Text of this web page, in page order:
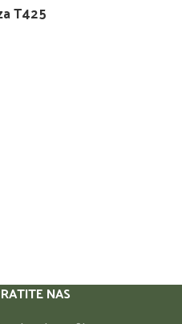
T425
NAS